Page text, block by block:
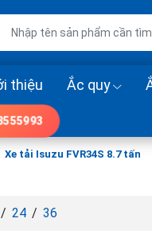
thiệu Ắc quy
Xe tải Isuzu FVR34S 8.7 tấn
/ 24 / 36